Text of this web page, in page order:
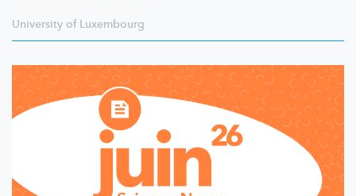
University of Luxembourg